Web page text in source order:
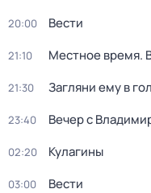
20:00 Вести
21:10 Местное время.
21:30 Загляни ему в
23:40 Вечер с
02:20 Кулагины
03:00 Вести